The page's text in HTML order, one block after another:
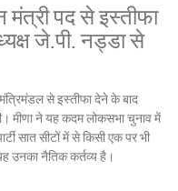
मंत्री पद से इस्तीफा
जे.पी. नड्डा से
से इस्तीफा देने के बाद
मीणा ने यह कदम लोकसभा चुनाव में
सात सीटों में से किसी एक पर भी
उनका नैतिक कर्तव्य है।